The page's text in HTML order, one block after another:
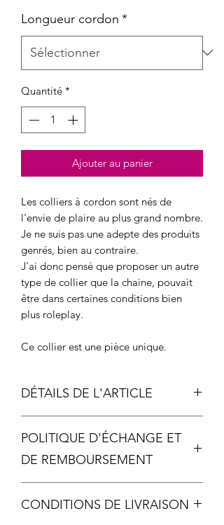
Longueur cordon *
Quantité *
Ajouter au panier
Les colliers à cordon sont nés de
l'envie de plaire au plus grand nombre.
Je ne suis pas une adepte des produits
genrés, bien au contraire.
J'ai donc pensé que proposer un autre
type de collier que la chaine, pouvait
être dans certaines conditions bien
plus roleplay.
Ce collier est une pièce unique.
DÉTAILS DE L'ARTICLE
dé au bas de la breloque: environ
5cm
POLITIQUE D'ÉCHANGE ET
DE REMBOURSEMENT
échange ou remboursement ne sera
CONDITIONS DE LIVRAISON